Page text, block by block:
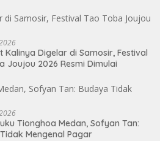
Kalinya Digelar di Samosir, Festival
Joujou 2026 Resmi Dimulai
Tionghoa Medan, Sofyan Tan:
Mengenal Pagar